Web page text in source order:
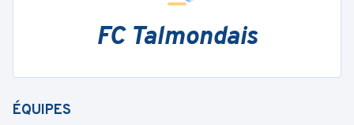
FC Talmondais
ÉQUIPES